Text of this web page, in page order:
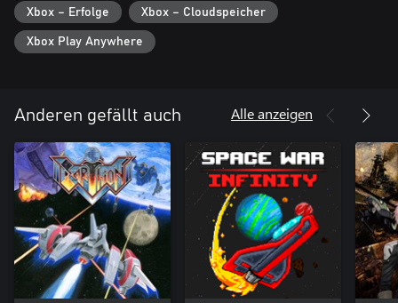
Xbox – Erfolge Xbox – Cloudspeicher
Xbox Play Anywhere
Anderen gefällt auch Alle anzeigen